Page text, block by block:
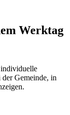
Werktag
Gemeinde, in